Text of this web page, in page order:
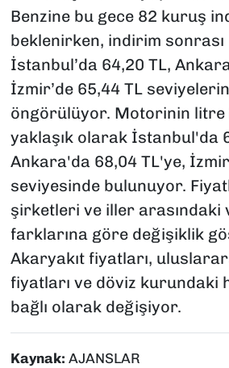
Benzine bu gece 82 kuruş
beklenirken, indirim sonrası
İstanbul’da 64,20 TL,
İzmir’de 65,44 TL
öngörülüyor. Motorinin litre
yaklaşık olarak İstanbul'da
Ankara'da 68,04 TL'ye,
seviyesinde bulunuyor.
şirketleri ve iller arasındaki
farklarına göre değişiklik
Akaryakıt fiyatları,
fiyatları ve döviz kurundaki
bağlı olarak değişiyor.
Kaynak: AJANSLAR